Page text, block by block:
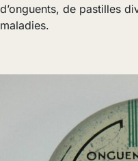
d’onguents, de pastilles
maladies.